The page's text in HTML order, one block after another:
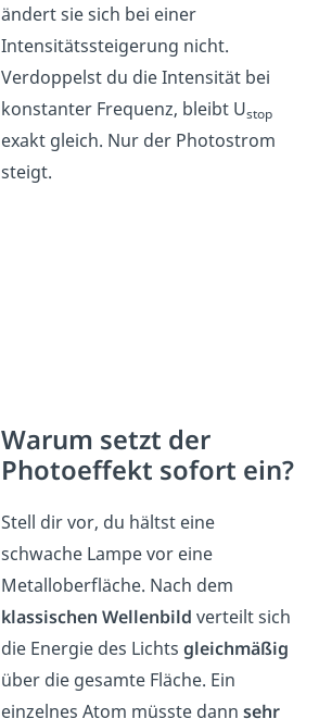
ändert sie sich bei einer
Intensitätssteigerung nicht.
Verdoppelst du die Intensität bei
konstanter Frequenz, bleibt Ustop
exakt gleich. Nur der Photostrom
steigt.
Warum setzt der
Photoeffekt sofort ein?
Stell dir vor, du hältst eine
schwache Lampe vor eine
Metalloberfläche. Nach dem
klassischen Wellenbild verteilt sich
die Energie des Lichtsgleichmäßig
über die gesamte Fläche. Ein
einzelnes Atom müsste dannsehr